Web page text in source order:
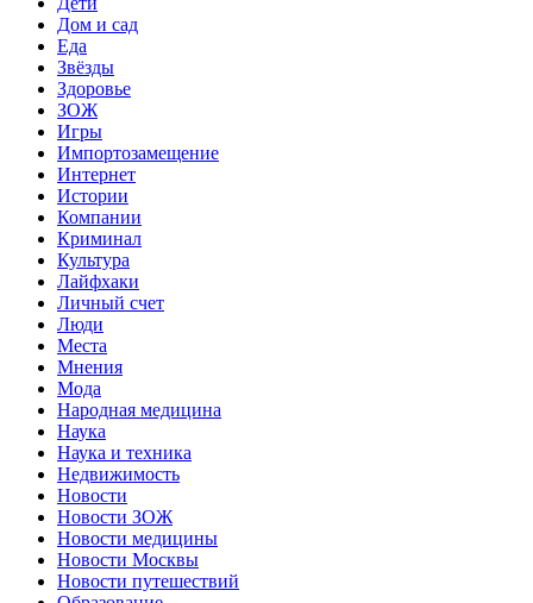
Дом и сад
Еда
Звёзды
Здоровье
ЗОЖ
Игры
Импортозамещение
Интернет
Истории
Компании
Криминал
Культура
Лайфхаки
Личный счет
Люди
Места
Мнения
Мода
Народная медицина
Наука
Наука и техника
Недвижимость
Новости
Новости ЗОЖ
Новости медицины
Новости Москвы
Новости путешествий